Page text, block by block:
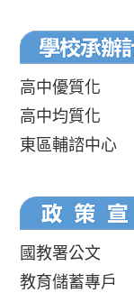
高中優質化
高中均質化
東區輔諮中心
國教署公文
教育儲蓄專戶